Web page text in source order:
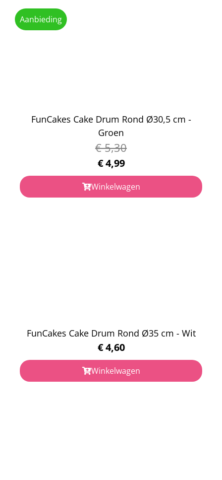
Aanbieding
FunCakes Cake Drum Rond Ø30,5 cm -
Groen
€5,30
€4,99
Winkelwagen
FunCakes Cake Drum Rond Ø35 cm - Wit
€4,60
Winkelwagen